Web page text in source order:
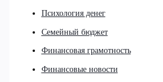
Психология денег
Семейный бюджет
Финансовая грамотность
Финансовые новости